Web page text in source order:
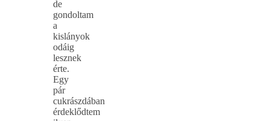
de
gondoltam
a
kislányok
odáig
lesznek
érte.
Egy
pár
cukrászdában
érdeklődtem